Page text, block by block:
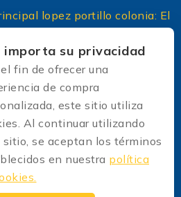
lopez portillo colonia: El
Jalisco
Soldaexpress
importa su privacidad
fin de ofrecer una
de compra
este sitio utiliza
Al continuar utilizando
sitio, se aceptan los términos
en nuestra política